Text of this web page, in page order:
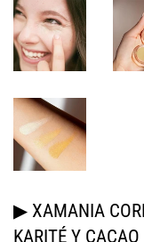
▶ XAMANIA
KARITÉ Y